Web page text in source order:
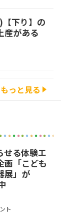
下り】の
産がある
っと見る
せる体験エ
画「こども
展」が
ト